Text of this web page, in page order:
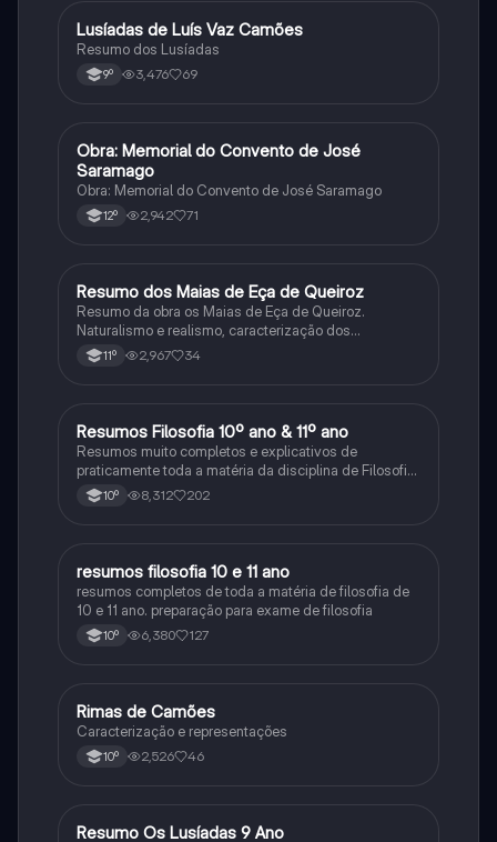
Português
Lusíadas de Luís Vaz Camões
Resumo dos Lusíadas
9º 3,476 69
Português
Obra: Memorial do Convento de José
Saramago
Obra: Memorial do Convento de José Saramago
12º 2,942 71
Português
Resumo dos Maias de Eça de Queiroz
Resumo da obra os Maias de Eça de Queiroz.
Naturalismo e realismo, caracterização dos
personagens e contexto histórico.
11º 2,967 34
Filosofia
Resumos Filosofia 10º ano & 11º ano
Resumos muito completos e explicativos de
praticamente toda a matéria da disciplina de Filosofia
10º 8,312 202
Filosofia
resumos filosofia 10 e 11 ano
resumos completos de toda a matéria de filosofia de
10 e 11 ano. preparação para exame de filosofia
10º 6,380 127
Português
Rimas de Camões
Caracterização e representações
10º 2,526 46
Português
Resumo Os Lusíadas 9 Ano